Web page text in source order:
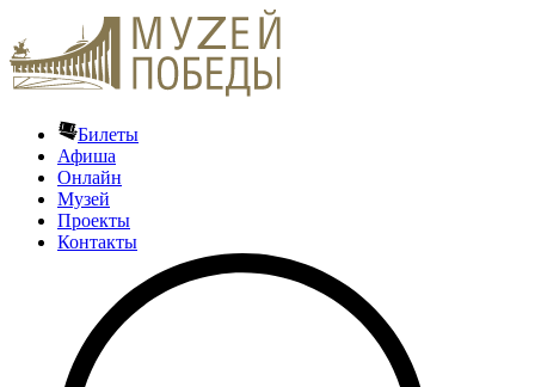
Билеты
Афиша
Онлайн
Музей
Проекты
Контакты